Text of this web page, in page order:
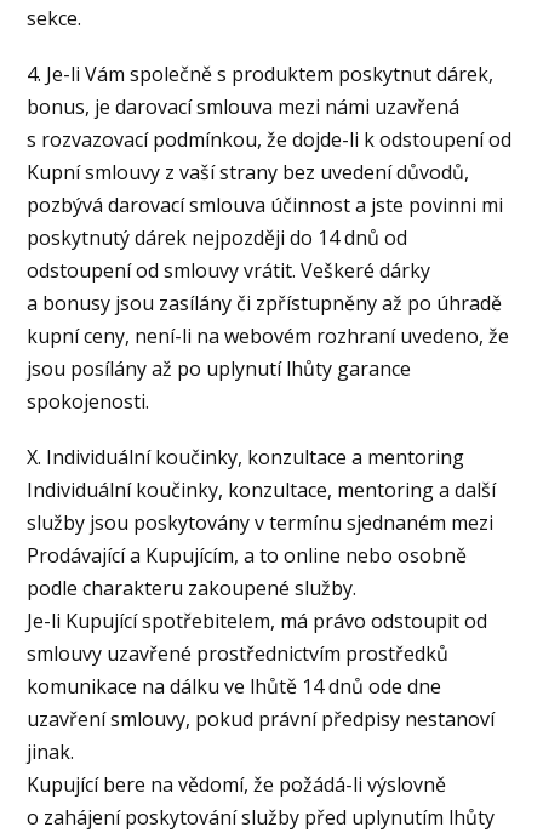
sekce.
4. Je-li Vám společně s produktem poskytnut dárek,
bonus, je darovací smlouva mezi námi uzavřená
s rozvazovací podmínkou, že dojde-li k odstoupení od
Kupní smlouvy z vaší strany bez uvedení důvodů,
pozbývá darovací smlouva účinnost a jste povinni mi
poskytnutý dárek nejpozději do 14 dnů od
odstoupení od smlouvy vrátit. Veškeré dárky
a bonusy jsou zasílány či zpřístupněny až po úhradě
kupní ceny, není-li na webovém rozhraní uvedeno, že
jsou posílány až po uplynutí lhůty garance
spokojenosti.
X. Individuální koučinky, konzultace a mentoring
Individuální koučinky, konzultace, mentoring a další
služby jsou poskytovány v termínu sjednaném mezi
Prodávající a Kupujícím, a to online nebo osobně
podle charakteru zakoupené služby.
Je-li Kupující spotřebitelem, má právo odstoupit od
smlouvy uzavřené prostřednictvím prostředků
komunikace na dálku ve lhůtě 14 dnů ode dne
uzavření smlouvy, pokud právní předpisy nestanoví
jinak.
Kupující bere na vědomí, že požádá-li výslovně
o zahájení poskytování služby před uplynutím lhůty